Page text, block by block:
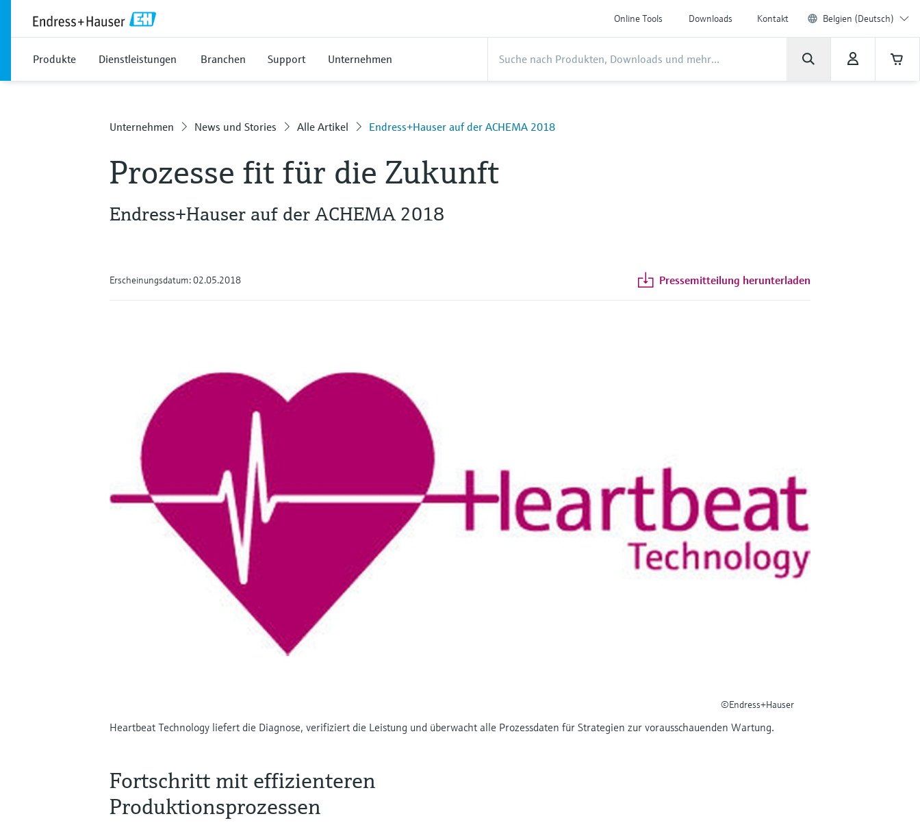
Online Tools Downloads Kontakt Belgien (Deutsch)
Produkte Dienstleistungen Branchen Support Unternehmen
Unternehmen News und Stories Alle Artikel Endress+Hauser auf der ACHEMA 2018
Prozesse fit für die Zukunft
Endress+Hauser auf der ACHEMA 2018
Erscheinungsdatum: 02.05.2018 Pressemitteilung herunterladen
©Endress+Hauser
Heartbeat Technology liefert die Diagnose, verifiziert die Leistung und überwacht alle Prozessdaten für Strategien zur vorausschauenden Wartung.
Fortschritt mit effizienteren
Produktionsprozessen